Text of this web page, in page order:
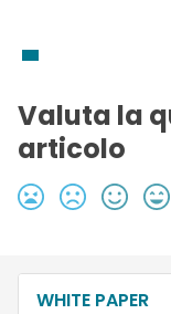
Valuta la
articolo
WHITE PAPER